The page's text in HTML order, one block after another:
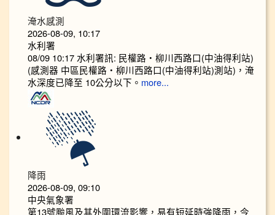
淹水感測
2026-08-09, 10:17
水利署
08/09 10:17 水利署訊: 民權路‧柳川西路口(中油得利站)
(感測器 中區民權路‧柳川西路口(中油得利站)測站)，淹
水深度已降至 10公分以下。​​ more...
降雨
2026-08-09, 09:10
中央氣象署
第13號颱風及其外圍環流影響，易有短延時強降雨，今